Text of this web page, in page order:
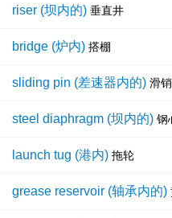
riser (坝内的) 垂直井
bridge (炉内) 搭棚
sliding pin (差速器内的) 滑销
steel diaphragm (坝内的) 钢
launch tug (港内) 拖轮
grease reservoir (轴承内的)